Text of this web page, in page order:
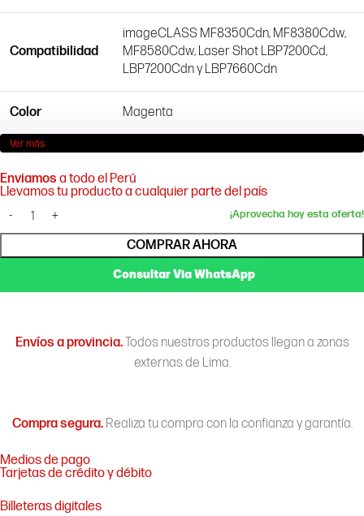
Compatibilidad
imageCLASS MF8350Cdn, MF8380Cdw,
MF8580Cdw, Laser Shot LBP7200Cd,
LBP7200Cdn y LBP7660Cdn
Color Magenta
Rendimiento 2.900 páginas
Ver más
Enviamos a todo el Perú
Llevamos tu producto a cualquier parte del país
COMPRAR AHORA
Consultar Via WhatsApp
Envíos a provincia.Todos nuestros productos llegan a zonas
externas de Lima.
Compra segura.Realiza tu compra con la confianza y garantía.
Medios de pago
Tarjetas de crédito y débito
Billeteras digitales